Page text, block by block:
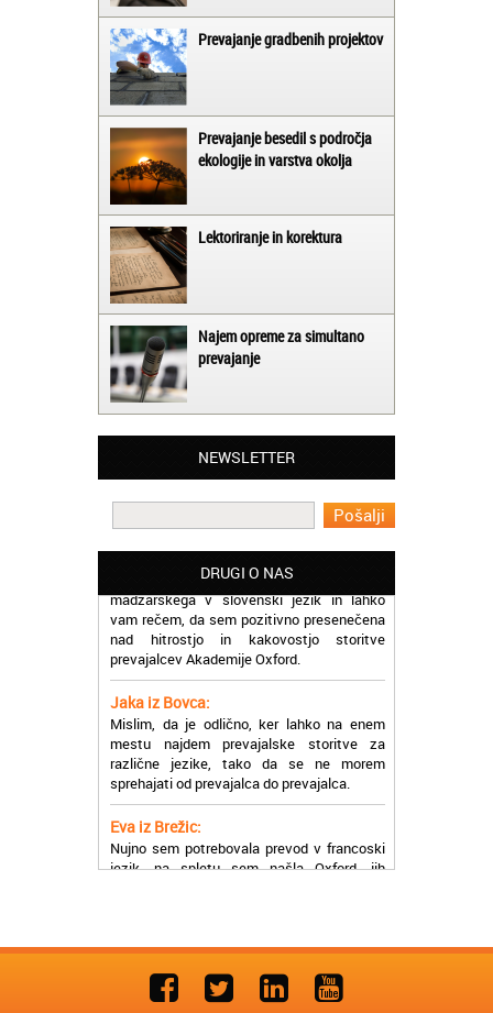
Prevajanje gradbenih projektov
Prevajanje besedil s področja
ekologije in varstva okolja
Lektoriranje in korektura
Najem opreme za simultano
prevajanje
NEWSLETTER
DRUGI O NAS
Matjaž iz Ajdovščine:
prevajalske storitve opravljajo hitro in
učinkoviti.
Martina iz Bleda:
Potrebovala sem prevajanje iz
madžarskega v slovenski jezik in lahko
vam rečem, da sem pozitivno presenečena
nad hitrostjo in kakovostjo storitve
prevajalcev Akademije Oxford.
Jaka iz Bovca:
Mislim, da je odlično, ker lahko na enem
mestu najdem prevajalske storitve za
različne jezike, tako da se ne morem
sprehajati od prevajalca do prevajalca.
Eva iz Brežic:
Nujno sem potrebovala prevod v francoski
jezik, na spletu sem našla Oxford, jih
poklicala in v roku nekaj ur sem po
samo pohvalne besede!